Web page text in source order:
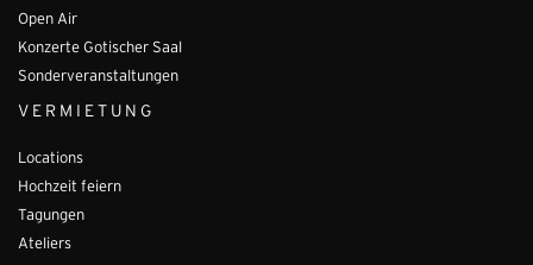
Open Air
Konzerte Gotischer Saal
Sonderveranstaltungen
VERMIETUNG
Locations
Hochzeit feiern
Tagungen
Ateliers